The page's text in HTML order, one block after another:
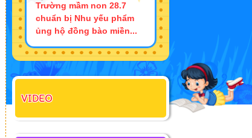
Trường mầm non 28.7
chuẩn bị Nhu yếu phẩm
ủng hộ đồng bào miền...
VIDEO